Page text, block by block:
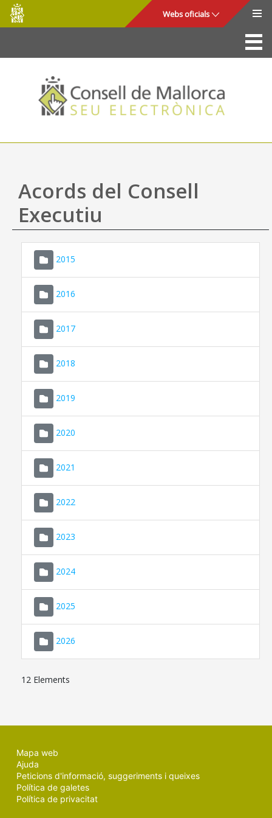
Salta al contingut principal
Consell
de
Mallorca
Webs oficials
La Seu
Consell de Mallorca
Accés i seguretat
Utilitats
Ajuda
Acords del Consell
Executiu
2015
2016
2017
2018
2019
2020
2021
2022
2023
2024
2025
2026
12 Elements
Mapa web
Ajuda
Peticions d'informació, suggeriments i queixes
Política de galetes
Política de privacitat